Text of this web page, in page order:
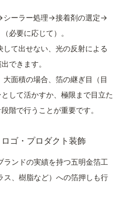
シーラー処理→接着剤の選定→
必要に応じて）。
して出せない、光の反射による
できます。
大面積の場合、箔の継ぎ目（目
して活かすか、極限まで目立た
階で行うことが重要です。
ゴ・プロダクト装飾
ランドの実績を持つ五明金箔工
ス、樹脂など）への箔押しも行